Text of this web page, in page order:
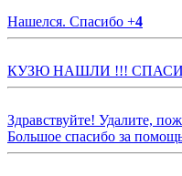
Нашелся. Спасибо +4
КУЗЮ НАШЛИ !!!
Здравствуйте! Удалите,
Большое спасибо за